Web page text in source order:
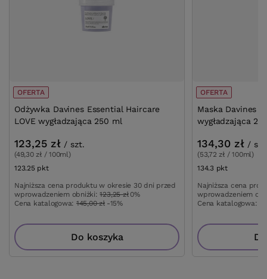
OFERTA
Odżywka Davines Essential Haircare
LOVE wygładzająca 250 ml
123,25 zł / szt.
(49,30 zł / 100ml)
123.25 pktpunktów
Najniższa cena produktu w okresie 30 dni przed
wprowadzeniem obniżki:123,25 zł 0%
Cena katalogowa: 145,00 zł -15%
Do koszyka
OFERTA
Maska Davines
wygładzająca
134,30 zł /
(53,72 zł / 100ml)
134.3 pktpunktów
Najniższa cena
wprowadzeniem
Cena katalogowa: